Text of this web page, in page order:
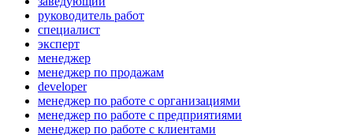
руководитель работ
специалист
эксперт
менеджер
менеджер по продажам
developer
менеджер по работе с организациями
менеджер по работе с предприятиями
менеджер по работе с клиентами